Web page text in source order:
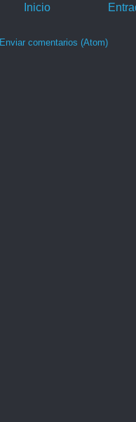
Inicio
Enviar comentarios (Atom)